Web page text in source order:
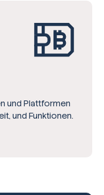
und Plattformen
und Funktionen.